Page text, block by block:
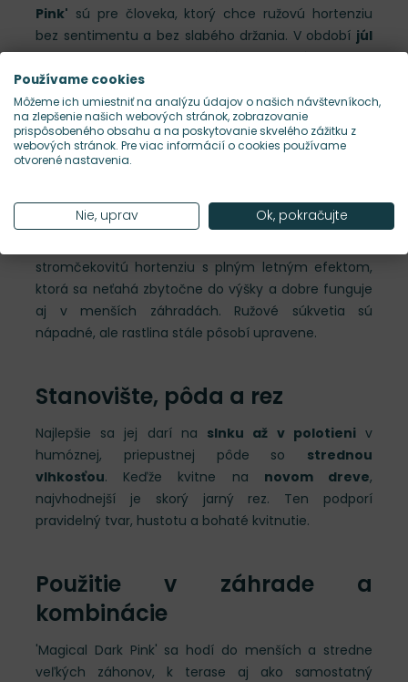
Pink' sú pre človeka, ktorý chce ružovú hortenziu
bez sentimentu a bez slabého držania. V období júl
až septembervytvára sýto ružové súkvetia na
kompaktnejšom, pevným raste. Je to veľmi
praktická voľba pre záhradu, kde chceš farbu, ale
stále aj disciplínu tvaru.
Na produkte počítaj s výškou približne120 cm
stromčekovitú hortenziu s plným letným efektom,
ktorá sa neťahá zbytočne do výšky a dobre funguje
aj v menších záhradách. Ružové súkvetia sú
nápadné, ale rastlina stále pôsobí upravene.
Stanovište, pôda a rez
Najlepšie sa jej darí na slnku až v polotieniv
humóznej, priepustnej pôde so strednou
vlhkosťou. Keďže kvitne na novom dreve,
najvhodnejší je skorý jarný rez. Ten podporí
pravidelný tvar, hustotu a bohaté kvitnutie.
Použitie v záhrade a
kombinácie
'Magical Dark Pink' sa hodí do menších a stredne
veľkých záhonov, k terase aj ako samostatný
Používame cookies
Môžeme ich umiestniť na analýzu údajov o našich návštevníkoch,
na zlepšenie našich webových stránok, zobrazovanie
prispôsobeného obsahu a na poskytovanie skvelého zážitku z
webových stránok. Pre viac informácií o cookies používame
otvorené nastavenia.
Nie, uprav Ok, pokračujte